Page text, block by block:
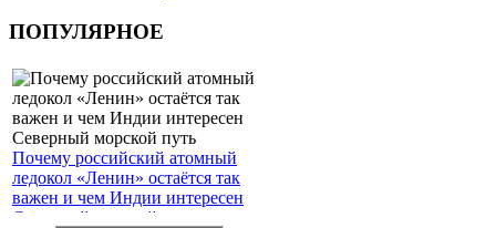
ПОПУЛЯРНОЕ
Почему российский атомный
ледокол «Ленин» остаётся так
важен и чем Индии интересен
Северный морской путь